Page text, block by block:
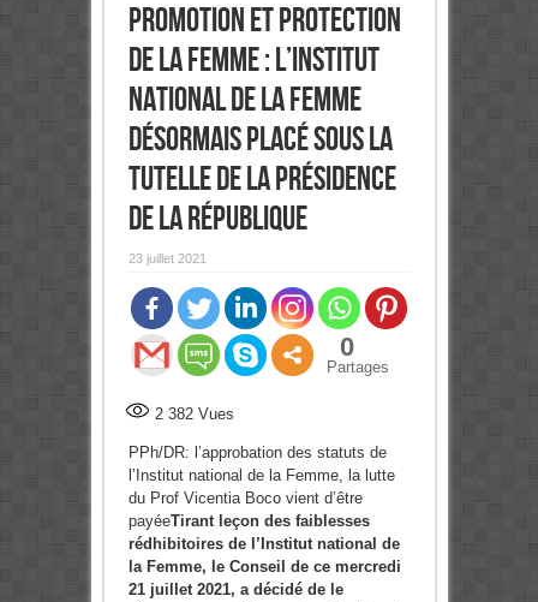
Promotion et Protection
de la Femme : L’Institut
national de la Femme
désormais placé sous la
tutelle de la présidence
de la République
23 juillet 2021
0
Partages
2 382Vues
PPh/DR: l’approbation des statuts de
l’Institut national de la Femme, la lutte
du Prof Vicentia Boco vient d’être
payéeTirant leçon des faiblesses
rédhibitoires de l’Institut national de
la Femme, le Conseil de ce mercredi
21 juillet 2021, a décidé de le